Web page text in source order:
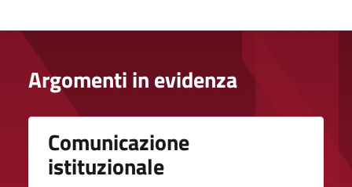
Argomenti in evidenza
Comunicazione
istituzionale